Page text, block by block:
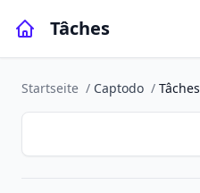
Tâches
Startseite / Captodo / Tâches